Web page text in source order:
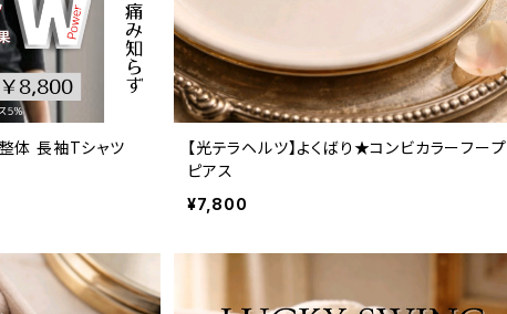
体 長袖Tシャツ
【光テラヘルツ】よくばり★コンビカラーフープ
ピアス
¥7,800